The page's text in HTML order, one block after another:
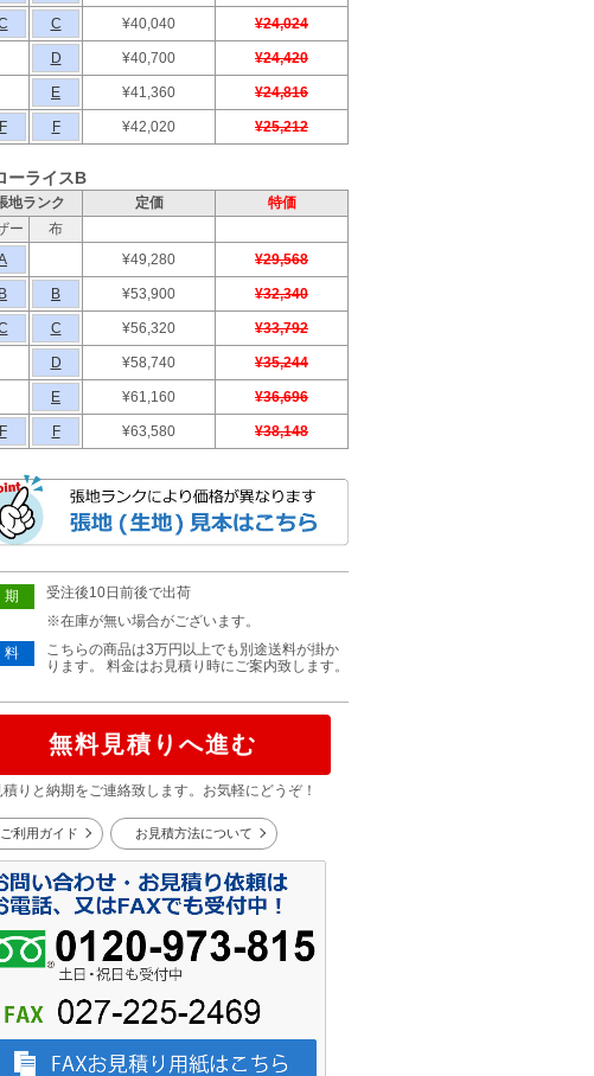
C ¥40,040 ¥24,024
D ¥40,700 ¥24,420
E ¥41,360 ¥24,816
F F ¥42,020 ¥25,212
ーライスB
地ランク 定価
特価
ー
布
¥49,280 ¥29,568
B B ¥53,900 ¥32,340
C ¥56,320 ¥33,792
D ¥58,740 ¥35,244
E ¥61,160 ¥36,696
F F ¥63,580 ¥38,148
受注後10日前後で出荷
※在庫が無い場合がございます。
こちらの商品は3万円以上でも別途送料が掛か
ります。 料金はお見積り時にご案内致します。
無料見積りへ進む
積りと納期をご連絡致します。お気軽にどうぞ！
ご利用ガイド お見積方法について